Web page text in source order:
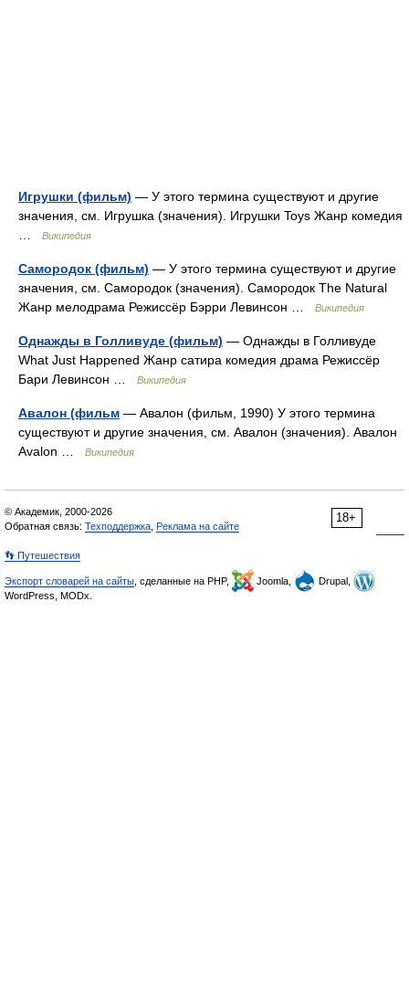
Игрушки (фильм) — У этого термина существуют и другие
значения, см. Игрушка (значения). Игрушки Toys Жанр комедия
Википедия
Самородок (фильм) — У этого термина существуют и другие
значения, см. Самородок (значения). Самородок The Natural
Жанр мелодрама Режиссёр Бэрри Левинсон …
Википедия
Однажды в Голливуде (фильм) — Однажды в Голливуде
What Just Happened Жанр сатира комедия драма Режиссёр
Бари Левинсон …
Википедия
Авалон (фильм — Авалон (фильм, 1990) У этого термина
существуют и другие значения, см. Авалон (значения). Авалон
Avalon …
Википедия
18+
© Академик, 2000-2026
Обратная связь: Техподдержка Реклама на сайте
👣 Путешествия
Экспорт словарей на сайты , сделанные на PHP, Joomla,
Drupal,
WordPress, MODx.